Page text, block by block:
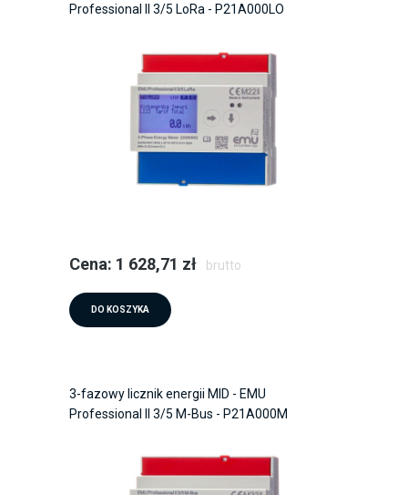
Professional II 3/5 LoRa - P21A000LO
Cena: 1 628,71 zł brutto
DO KOSZYKA
3-fazowy licznik energii MID - EMU
Professional II 3/5 M-Bus - P21A000M